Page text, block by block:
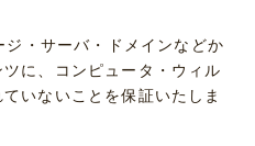
・サーバ・ドメインなどか
に、コンピュータ・ウィル
いないことを保証いたしま